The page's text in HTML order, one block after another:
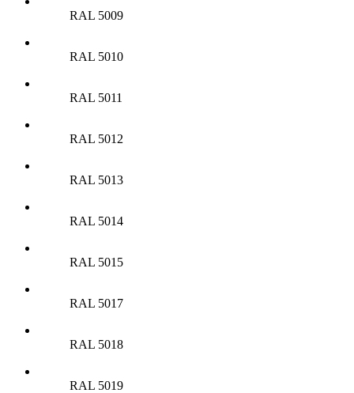
RAL 5009
RAL 5010
RAL 5011
RAL 5012
RAL 5013
RAL 5014
RAL 5015
RAL 5017
RAL 5018
RAL 5019